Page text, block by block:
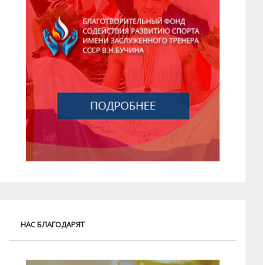
НАС БЛАГОДАРЯТ